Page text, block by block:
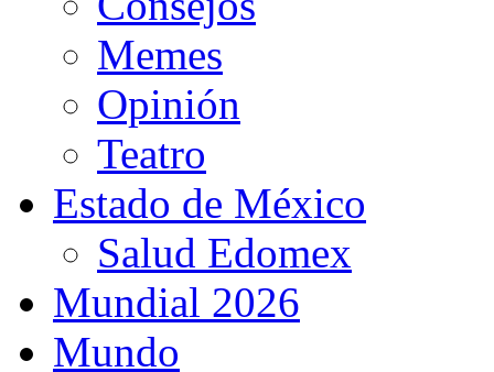
Memes
Opinión
Teatro
Estado de México
Salud Edomex
Mundial 2026
Mundo